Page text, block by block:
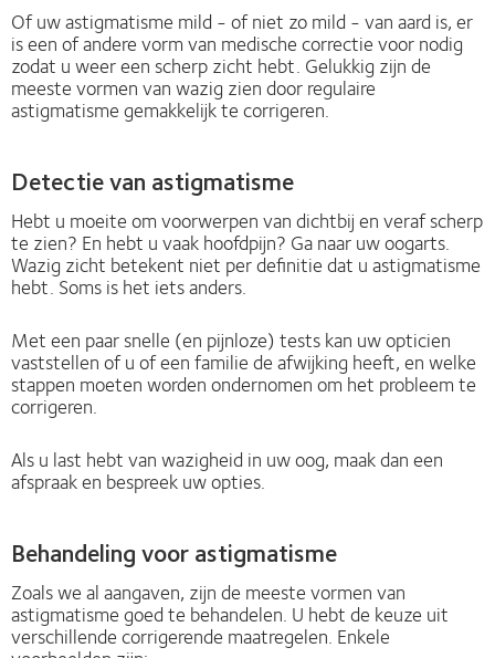
Of uw astigmatisme mild - of niet zo mild - van aard is, er
is een of andere vorm van medische correctie voor nodig
zodat u weer een scherp zicht hebt. Gelukkig zijn de
meeste vormen van wazig zien door regulaire
astigmatisme gemakkelijk te corrigeren.
Detectie van astigmatisme
Hebt u moeite om voorwerpen van dichtbij en veraf scherp
te zien? En hebt u vaak hoofdpijn? Ga naar uw oogarts.
Wazig zicht betekent niet per definitie dat u astigmatisme
hebt. Soms is het iets anders.
Met een paar snelle (en pijnloze) tests kan uw opticien
vaststellen of u of een familie de afwijking heeft, en welke
stappen moeten worden ondernomen om het probleem te
corrigeren.
Als u last hebt van wazigheid in uw oog, maak dan een
afspraak en bespreek uw opties.
Behandeling voor astigmatisme
Zoals we al aangaven, zijn de meeste vormen van
astigmatisme goed te behandelen. U hebt de keuze uit
verschillende corrigerende maatregelen. Enkele